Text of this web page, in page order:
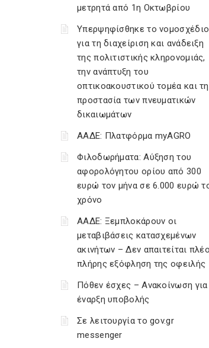
μετρητά από 1η Οκτωβρίου
Υπερψηφίσθηκε το νομοσχέδιο
για τη διαχείριση και ανάδειξη
της πολιτιστικής κληρονομιάς,
την ανάπτυξη του
οπτικοακουστικού τομέα και
προστασία των πνευματικών
δικαιωμάτων
ΑΑΔΕ: Πλατφόρμα myAGRO
Φιλοδωρήματα: Αύξηση του
αφορολόγητου ορίου από 300
ευρώ τον μήνα σε 6.000 ευρώ
χρόνο
ΑΑΔΕ: Ξεμπλοκάρουν οι
μεταβιβάσεις κατασχεμένων
ακινήτων – Δεν απαιτείται
πλήρης εξόφληση της οφειλής
Πόθεν έσχες – Ανακοίνωση για
έναρξη υποβολής
Σε λειτουργία το gov.gr
messenger